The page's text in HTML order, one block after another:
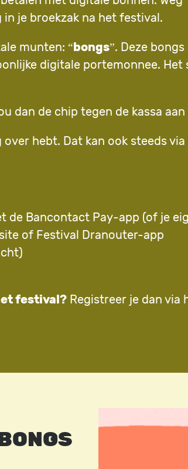
je broekzak na het festival.
munten: “bongs”. Deze
digitale portemonnee.
dan de chip tegen de kassa
hebt. Dat kan ook steeds
de Bancontact Pay-app (of je
of Festival Dranouter-app
festival? Registreer je dan via